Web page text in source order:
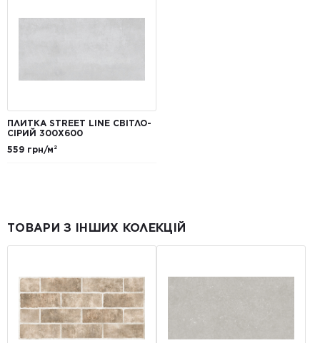
ПЛИТКА STREET LINE СВІТЛО-
СІРИЙ 300X600
559 грн/м²
ТОВАРИ З ІНШИХ КОЛЕКЦІЙ